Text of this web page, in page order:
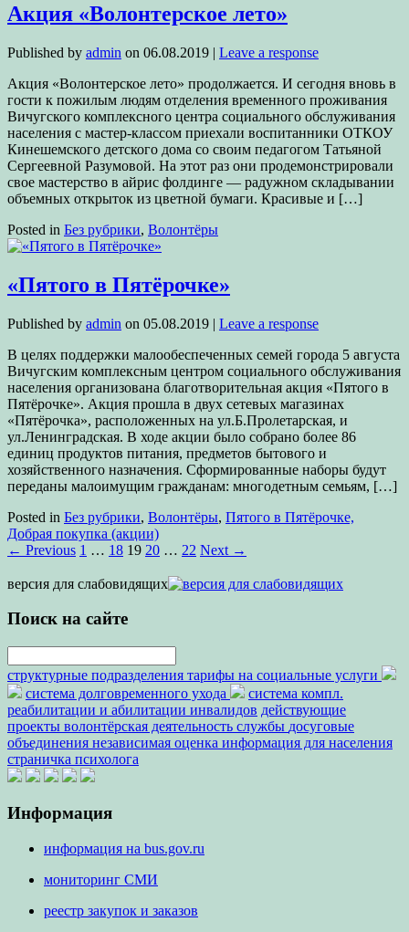
Акция «Волонтерское лето»
Published by admin on 06.08.2019 | Leave a response
Акция «Волонтерское лето» продолжается. И сегодня вновь в
гости к пожилым людям отделения временного проживания
Вичугского комплексного центра социального обслуживания
населения с мастер-классом приехали воспитанники ОТКОУ
Кинешемского детского дома со своим педагогом Татьяной
Сергеевной Разумовой. На этот раз они продемонстрировали
свое мастерство в айрис фолдинге — радужном складывании
объемных открыток из цветной бумаги. Красивые и […]
Posted in Без рубрики, Волонтёры
«Пятого в Пятёрочке»
Published by admin on 05.08.2019 | Leave a response
В целях поддержки малообеспеченных семей города 5 августа
Вичугским комплексным центром социального обслуживания
населения организована благотворительная акция «Пятого в
Пятёрочке». Акция прошла в двух сетевых магазинах
«Пятёрочка», расположенных на ул.Б.Пролетарская, и
ул.Ленинградская. В ходе акции было собрано более 86
единиц продуктов питания, предметов бытового и
хозяйственного назначения. Сформированные наборы будут
переданы малоимущим гражданам: многодетным семьям, […]
Posted in Без рубрики, Волонтёры, Пятого в Пятёрочке,
Добрая покупка (акции)
← Previous 1 … 18 19 20 … 22 Next →
версия для слабовидящих
Поиск на сайте
структурные подразделения тарифы на социальные услуги
система долговременного ухода
система компл.
реабилитации и абилитации инвалидов действующие
проекты волонтёрская деятельность службы досуговые
объединения независимая оценка информация для населения
страничка психолога
Информация
информация на bus.gov.ru
мониторинг СМИ
реестр закупок и заказов